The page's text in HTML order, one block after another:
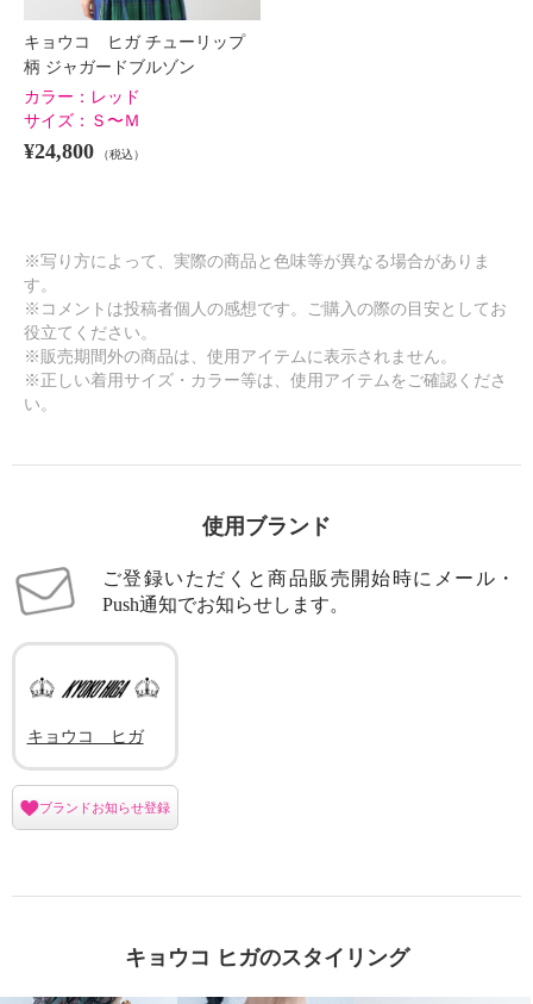
キョウコ ヒガ チューリップ
柄 ジャガードブルゾン
カラー： レッド
サイズ： Ｓ〜Ｍ
¥24,800 （税込）
※写り方によって、実際の商品と色味等が異なる場合がありま
す。
※コメントは投稿者個人の感想です。ご購入の際の目安としてお
役立てください。
※販売期間外の商品は、使用アイテムに表示されません。
※正しい着用サイズ・カラー等は、使用アイテムをご確認くださ
い。
使用ブランド
ご登録いただくと商品販売開始時にメール・
Push通知でお知らせします。
キョウコ ヒガ
ブランドお知らせ登録
キョウコ ヒガのスタイリング